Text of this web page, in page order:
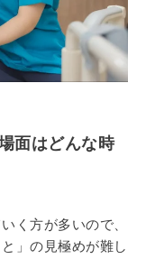
面はどんな時
く方が多いので、
」の見極めが難し